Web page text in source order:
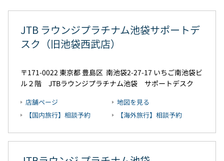
JTB ラウンジプラチナム池袋サポートデ
スク（旧池袋西武店）
171-0022 東京都 豊島区 南池袋2-27-17 いちご南池袋ビ
ル２階 JTBラウンジプラチナム池袋 サポートデスク
店舗ページ
【国内旅行】相談予約
地図を見る
【海外旅行】相談予約